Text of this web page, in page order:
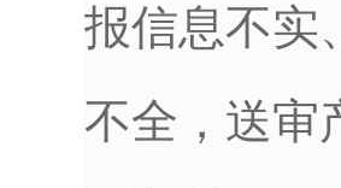
报信息不实
不全，送审